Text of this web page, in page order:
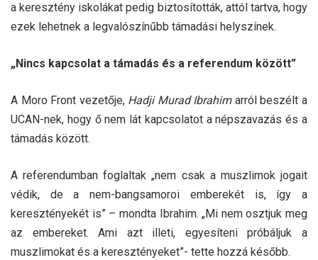
a keresztény iskolákat pedig biztosították, attól tartva, hogy
ezek lehetnek a legvalószínűbb támadási helyszínek.
„Nincs kapcsolat a támadás és a referendum között”
A Moro Front vezetője, Hadji Murad Ibrahimarról beszélt a
UCAN-nek, hogy ő nem lát kapcsolatot a népszavazás és a
támadás között.
A referendumban foglaltak „nem csak a muszlimok jogait
védik, de a nem-bangsamoroi emberekét is, így a
keresztényekét is” – mondta Ibrahim. „Mi nem osztjuk meg
az embereket. Ami azt illeti, egyesíteni próbáljuk a
muszlimokat és a keresztényeket”- tette hozzá később.